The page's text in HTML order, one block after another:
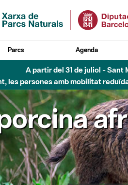
Parcs Agenda
A partir del 31 de juliol -
les persones amb mobilitat